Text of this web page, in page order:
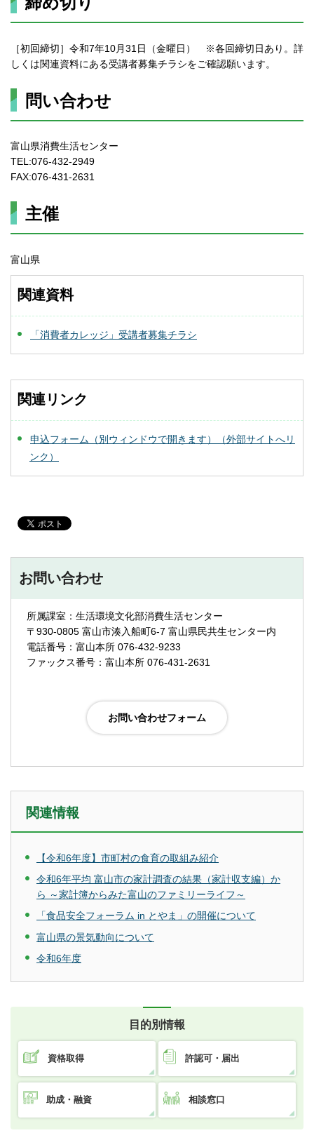
［初回締切］令和7年10月31日（金曜日） ※各回締切日あり。詳
しくは関連資料にある受講者募集チラシをご確認願います。
問い合わせ
富山県消費生活センター
TEL:076-432-2949
FAX:076-431-2631
主催
富山県
関連資料
「消費者カレッジ」受講者募集チラシ
関連リンク
申込フォーム（別ウィンドウで開きます）（外部サイトへリ
ンク）
お問い合わせ
所属課室：生活環境文化部消費生活センター
〒930-0805 富山市湊入船町6-7 富山県民共生センター内
電話番号：富山本所 076-432-9233
ファックス番号：富山本所 076-431-2631
関連情報
【令和6年度】市町村の食育の取組み紹介
令和6年平均 富山市の家計調査の結果（家計収支編）か
ら ～家計簿からみた富山のファミリーライフ～
「食品安全フォーラム in とやま」の開催について
富山県の景気動向について
令和6年度
目的別情報
資格取得 許認可・届出
助成・融資 相談窓口